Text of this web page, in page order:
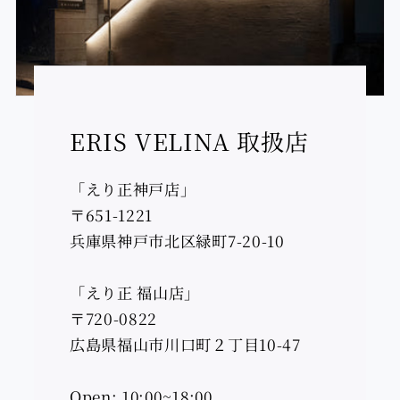
ERIS VELINA 取扱店
「えり正神戸店」
〒651-1221
兵庫県神戸市北区緑町7-20-10
「えり正 福山店」
〒720-0822
広島県福山市川口町２丁目10-47
Open: 10:00~18:00